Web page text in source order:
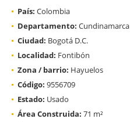
País: Colombia
Departamento: Cundinamarca
Ciudad: Bogotá D.C.
Localidad: Fontibón
Zona / barrio: Hayuelos
Código: 9556709
Estado: Usado
Área Construida: 71 m²